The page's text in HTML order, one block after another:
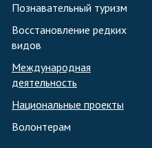
Познавательный туризм
Восстановление редких
видов
Международная
деятельность
Национальные проекты
Волонтерам